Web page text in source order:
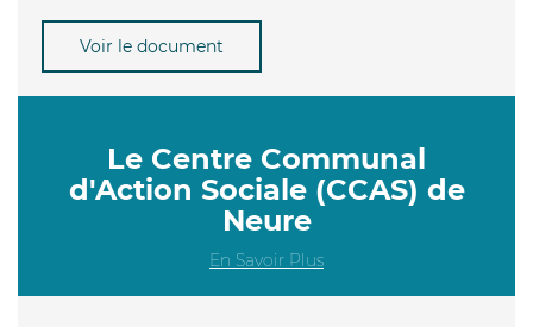
Voir le document
Le Centre Communal
d'Action Sociale (CCAS) de
Neure
En Savoir Plus